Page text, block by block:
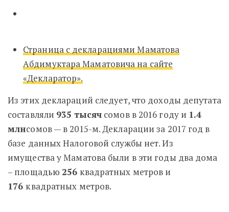
Страница с декларациями Маматова
Абдимуктара Маматовича на сайте
«Декларатор».
Из этих деклараций следует, что доходы депутата
составляли 935 тысяч сомов в 2016 году и 1.4
млнсомов — в 2015-м. Декларации за 2017 год в
базе данных Налоговой службы нет. Из
имущества у Маматова были в эти годы два дома
– площадью 256 квадратных метров и
176 квадратных метров.